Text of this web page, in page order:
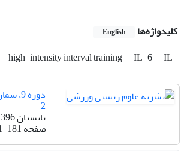
کلیدواژه‌ها English
high-intensity interval training IL-6
IL-
2
تابستان 1396
صفحه181